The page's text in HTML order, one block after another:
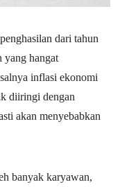
dari tahun
yang hangat
inflasi ekonomi
diiringi dengan
akan menyebabkan
banyak karyawan,